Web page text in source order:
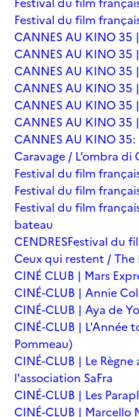
Festival du film
CANNES AU KINO 35
CANNES AU KINO 35
CANNES AU KINO 35
CANNES AU KINO 35
CANNES AU KINO 35
CANNES AU KINO
CANNES AU KINO
Caravage / L’ombra di
Festival du film
Festival du film
Festival du film
bateau
CENDRESFestival du
Ceux qui restent /
CINÉ CLUB | Mars
CINÉ-CLUB | Annie
CINÉ-CLUB | Aya de
CINÉ-CLUB | L'Année
Pommeau)
CINÉ-CLUB | Le
l'association SaFra
CINÉ-CLUB | Les
CINÉ-CLUB | Marcello